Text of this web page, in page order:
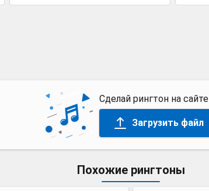
Сделай рингтон на сайте
Загрузить файл
Похожие рингтоны